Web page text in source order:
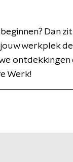
Dan
werkplek
Werk!